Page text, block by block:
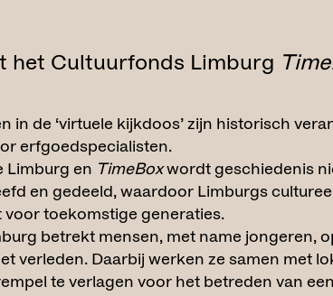
het Cultuurfonds Limburg
in de ‘virtuele kijkdoos’ zijn historisch
erfgoedspecialisten.
Limburg en TimeBoxwordt geschiedenis
en gedeeld, waardoor Limburgs
toekomstige generaties.
betrekt mensen, met name jongeren,
verleden. Daarbij werken ze samen met
te verlagen voor het betreden van